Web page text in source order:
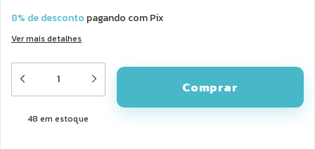
8% de desconto pagando com Pix
Ver mais detalhes
48 em estoque